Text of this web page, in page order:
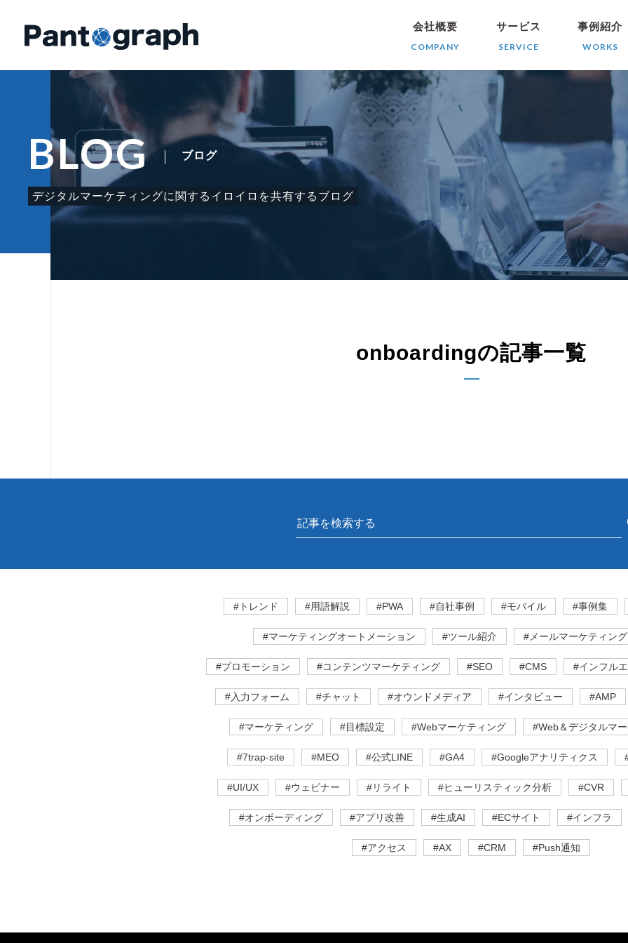
会社概要
COMPANY
サービス
SERVICE
事例紹介
WORKS
BLOG ブログ
デジタルマーケティングに関する イロイロを共有するブログ
onboardingの記事一覧
#トレンド #用語解説 #PWA #自社事例 #モバイル #事例集
#マーケティングオートメーション #ツール紹介 #メールマーケティング
#プロモーション #コンテンツマーケティング #SEO #CMS #インフル
#入力フォーム #チャット #オウンドメディア #インタビュー #AMP
#マーケティング #目標設定 #Webマーケティング #Web＆デジタルマ
#7trap-site #MEO #公式LINE #GA4 #Googleアナリティクス
#UI/UX #ウェビナー #リライト #ヒューリスティック分析 #CVR
#オンボーディング #アプリ改善 #生成AI #ECサイト #インフラ
#アクセス #AX #CRM #Push通知